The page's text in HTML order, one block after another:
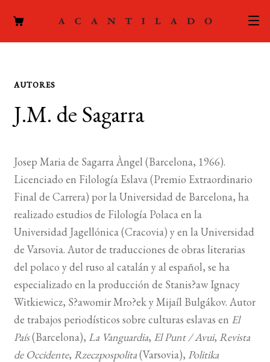
ACTUALIDAD
hijo
LA EDITORIAL
el
hijo
FOREIGN RIGHTS
CONTACTO
MI CUENTA
BUSCAR
AUTORES
J.M. de Sagarra
Josep Maria de Sagarra Àngel (Barcelona, 1966).
Licenciado en Filología Eslava (Premio Extraordinario
Final de Carrera) por la Universidad de Barcelona, ha
realizado estudios de Filología Polaca en la
Universidad Jagellónica (Cracovia) y en la Universidad
de Varsovia. Autor de traducciones de obras literarias
del polaco y del ruso al catalán y al español, se ha
especializado en la producción de Stanis?aw Ignacy
Witkiewicz, S?awomir Mro?ek y Mijaíl Bulgákov. Autor
de trabajos periodísticos sobre culturas eslavas en El
País(Barcelona), La Vanguardia, El Punt / Avui, Revista
de Occidente, Rzeczpospolita(Varsovia), Politika